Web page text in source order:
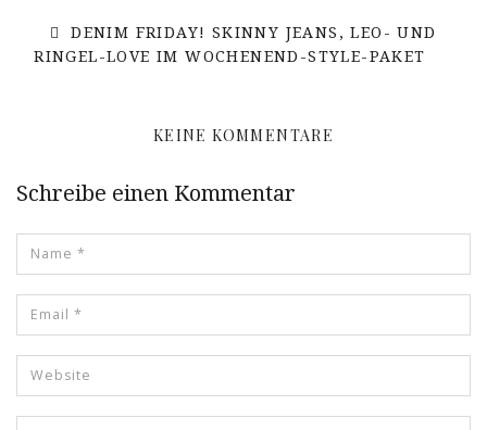
DENIM FRIDAY! SKINNY JEANS, LEO- UND
RINGEL-LOVE IM WOCHENEND-STYLE-PAKET
KEINE KOMMENTARE
Schreibe einen Kommentar